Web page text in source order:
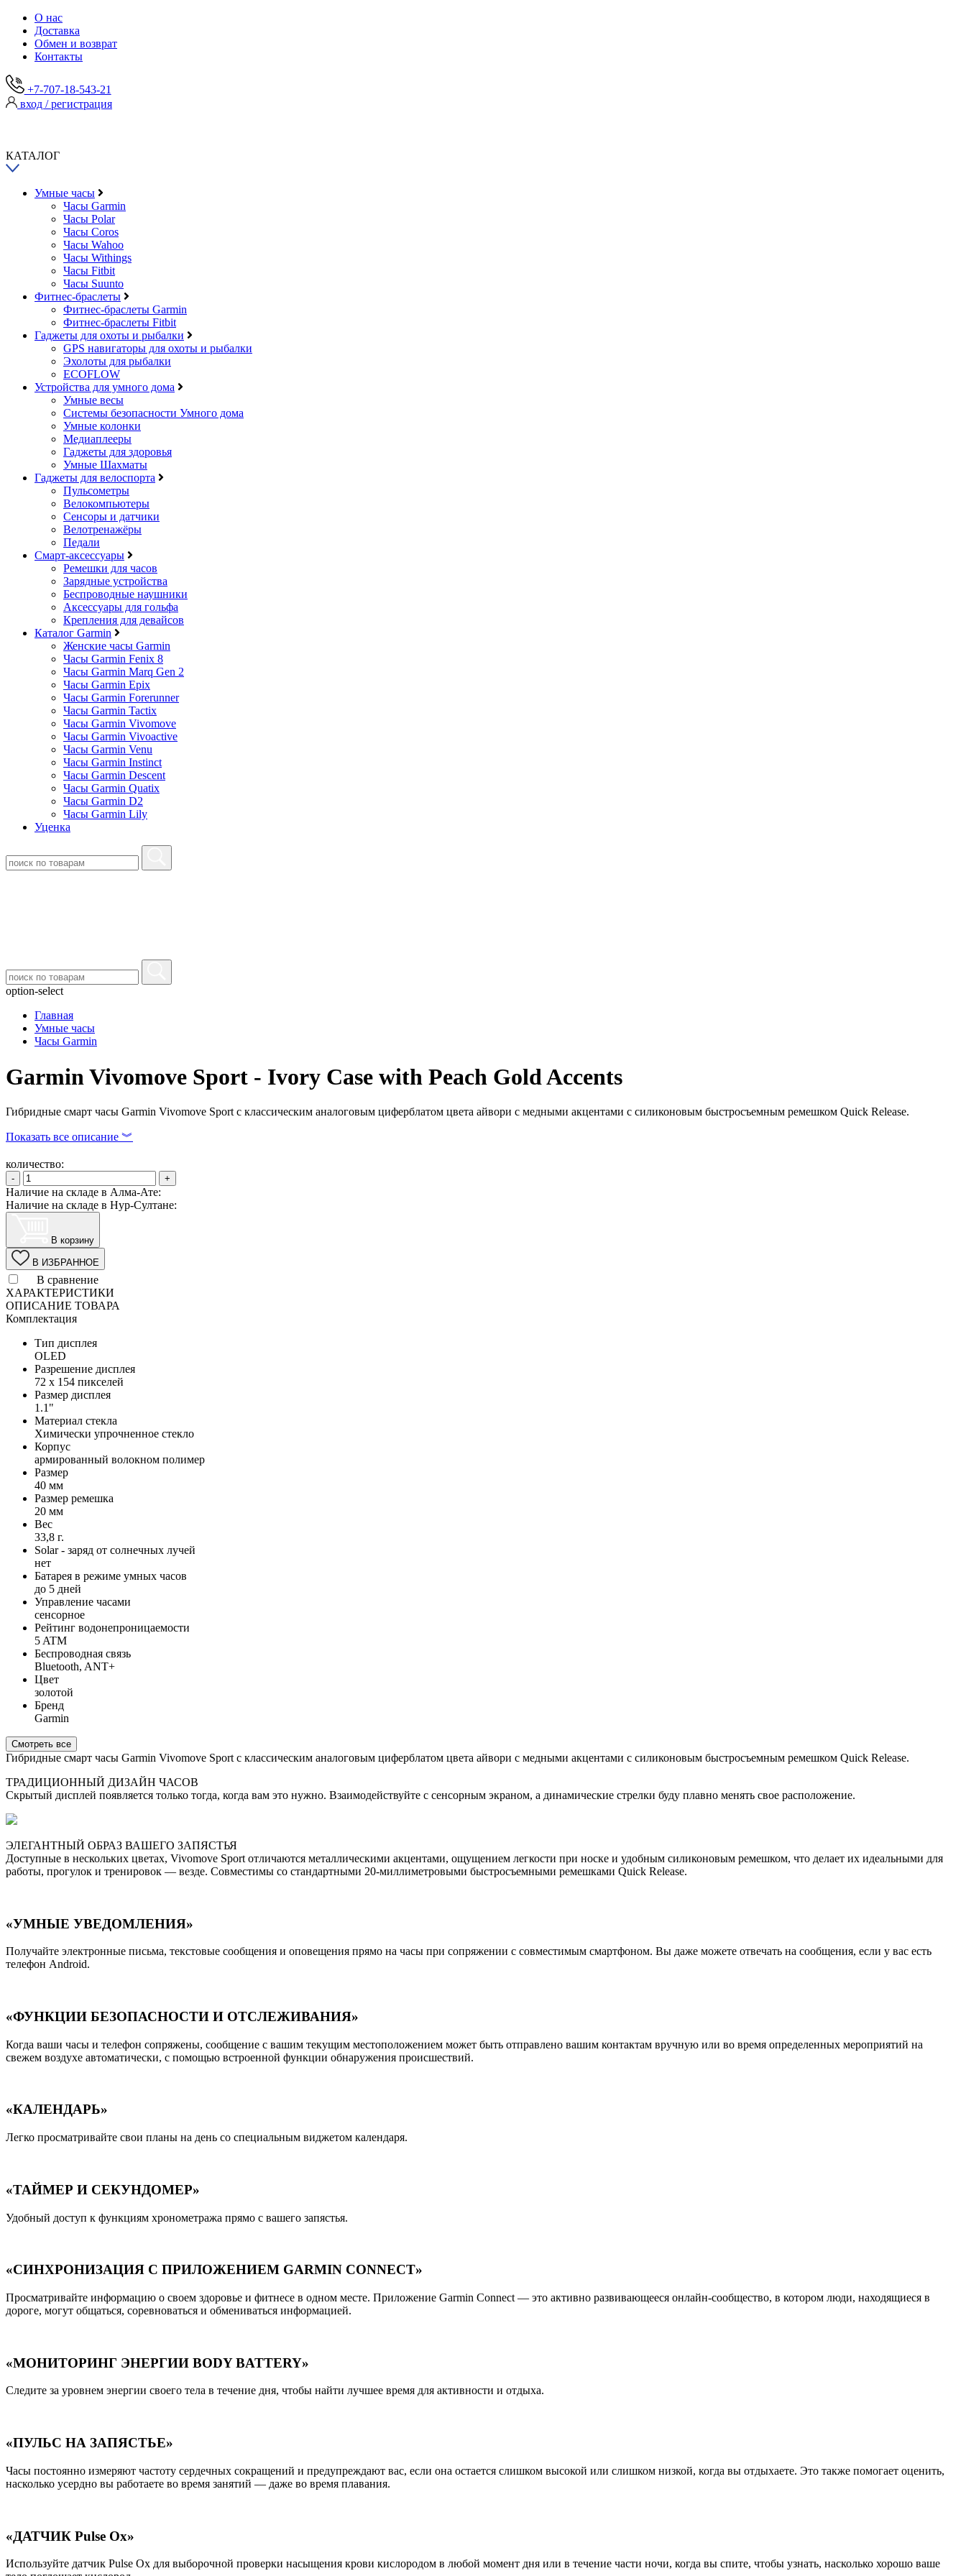
О нас
Доставка
Обмен и возврат
Контакты
+7-707-18-543-21
вход / регистрация
КАТАЛОГ
Умные часы
Часы Garmin
Часы Polar
Часы Coros
Часы Wahoo
Часы Withings
Часы Fitbit
Часы Suunto
Фитнес-браслеты
Фитнес-браслеты Garmin
Фитнес-браслеты Fitbit
Гаджеты для охоты и рыбалки
GPS навигаторы для охоты и рыбалки
Эхолоты для рыбалки
ECOFLOW
Устройства для умного дома
Умные весы
Системы безопасности Умного дома
Умные колонки
Медиаплееры
Гаджеты для здоровья
Умные Шахматы
Гаджеты для велоспорта
Пульсометры
Велокомпьютеры
Сенсоры и датчики
Велотренажёры
Педали
Смарт-аксессуары
Ремешки для часов
Зарядные устройства
Беспроводные наушники
Аксессуары для гольфа
Крепления для девайсов
Каталог Garmin
Женские часы Garmin
Часы Garmin Fenix 8
Часы Garmin Marq Gen 2
Часы Garmin Epix
Часы Garmin Forerunner
Часы Garmin Tactix
Часы Garmin Vivomove
Часы Garmin Vivoactive
Часы Garmin Venu
Часы Garmin Instinct
Часы Garmin Descent
Часы Garmin Quatix
Часы Garmin D2
Часы Garmin Lily
Уценка
option-select
Главная
Умные часы
Часы Garmin
Garmin Vivomove Sport - Ivory Case with Peach Gold Accents
Гибридные смарт часы Garmin Vivomove Sport с классическим аналоговым циферблатом цвета айвори с медными акцентами с силиконовым быстросъемным ремешком Quick Release.
Показать все описание ︾
количество:
- +
Наличие на складе в Алма-Ате:
Наличие на складе в Нур-Султане:
В корзину
В ИЗБРАННОЕ
В сравнение
ХАРАКТЕРИСТИКИ
ОПИСАНИЕ ТОВАРА
Комплектация
Тип дисплея
OLED
Разрешение дисплея
72 х 154 пикселей
Размер дисплея
1.1"
Материал стекла
Химически упрочненное стекло
Корпус
армированный волокном полимер
Размер
40 мм
Размер ремешка
20 мм
Вес
33,8 г.
Solar - заряд от солнечных лучей
нет
Батарея в режиме умных часов
до 5 дней
Управление часами
сенсорное
Рейтинг водонепроницаемости
5 ATM
Беспроводная связь
Bluetooth, ANT+
Цвет
золотой
Бренд
Garmin
Смотреть все
Гибридные смарт часы Garmin Vivomove Sport с классическим аналоговым циферблатом цвета айвори с медными акцентами с силиконовым быстросъемным ремешком Quick Release.
ТРАДИЦИОННЫЙ ДИЗАЙН ЧАСОВ
Скрытый дисплей появляется только тогда, когда вам это нужно. Взаимодействуйте с сенсорным экраном, а динамические стрелки буду плавно менять свое расположение.
ЭЛЕГАНТНЫЙ ОБРАЗ ВАШЕГО ЗАПЯСТЬЯ
Доступные в нескольких цветах, Vivomove Sport отличаются металлическими акцентами, ощущением легкости при носке и удобным силиконовым ремешком, что делает их идеальными для
работы, прогулок и тренировок — везде. Совместимы со стандартными 20-миллиметровыми быстросъемными ремешками Quick Release.
«УМНЫЕ УВЕДОМЛЕНИЯ»
Получайте электронные письма, текстовые сообщения и оповещения прямо на часы при сопряжении с совместимым смартфоном. Вы даже можете отвечать на сообщения, если у вас есть
телефон Android.
«ФУНКЦИИ БЕЗОПАСНОСТИ И ОТСЛЕЖИВАНИЯ»
Когда ваши часы и телефон сопряжены, сообщение с вашим текущим местоположением может быть отправлено вашим контактам вручную или во время определенных мероприятий на
свежем воздухе автоматически, с помощью встроенной функции обнаружения происшествий.
«КАЛЕНДАРЬ»
Легко просматривайте свои планы на день со специальным виджетом календаря.
«ТАЙМЕР И СЕКУНДОМЕР»
Удобный доступ к функциям хронометража прямо с вашего запястья.
«СИНХРОНИЗАЦИЯ С ПРИЛОЖЕНИЕМ GARMIN CONNECT»
Просматривайте информацию о своем здоровье и фитнесе в одном месте. Приложение Garmin Connect — это активно развивающееся онлайн-сообщество, в котором люди, находящиеся в
дороге, могут общаться, соревноваться и обмениваться информацией.
«МОНИТОРИНГ ЭНЕРГИИ BODY BATTERY»
Следите за уровнем энергии своего тела в течение дня, чтобы найти лучшее время для активности и отдыха.
«ПУЛЬС НА ЗАПЯСТЬЕ»
Часы постоянно измеряют частоту сердечных сокращений и предупреждают вас, если она остается слишком высокой или слишком низкой, когда вы отдыхаете. Это также помогает оценить,
насколько усердно вы работаете во время занятий — даже во время плавания.
«ДАТЧИК Pulse Ox»
Используйте датчик Pulse Ox для выборочной проверки насыщения крови кислородом в любой момент дня или в течение части ночи, когда вы спите, чтобы узнать, насколько хорошо ваше